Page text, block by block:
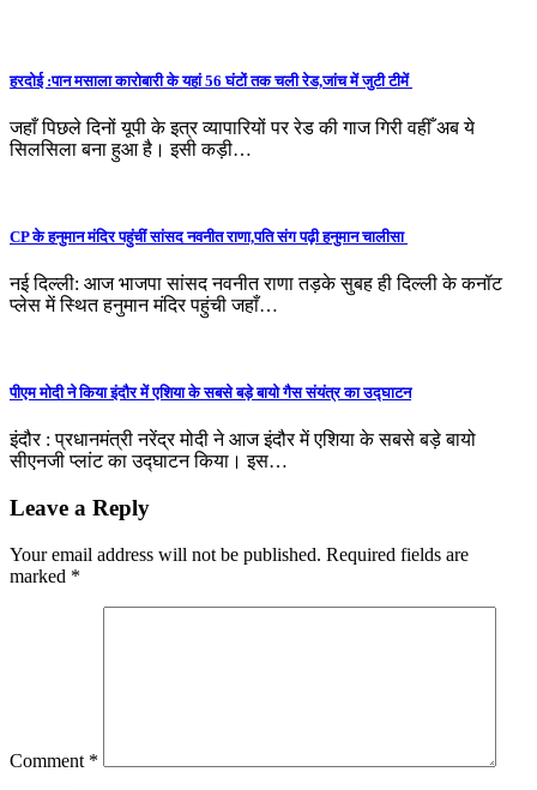
हरदोई :पान मसाला कारोबारी के यहां 56 घंटों तक चली रेड,जांच में जुटी टीमें
जहाँ पिछले दिनों यूपी के इत्र व्यापारियों पर रेड की गाज गिरी वहीँ अब ये
सिलसिला बना हुआ है। इसी कड़ी…
CP के हनुमान मंदिर पहुंचीं सांसद नवनीत राणा,पति संग पढ़ी हनुमान चालीसा
नई दिल्ली: आज भाजपा सांसद नवनीत राणा तड़के सुबह ही दिल्ली के कनॉट
प्लेस में स्थित हनुमान मंदिर पहुंची जहाँ…
पीएम मोदी ने किया इंदौर में एशिया के सबसे बड़े बायो गैस संयंत्र का उद्घाटन
इंदौर : प्रधानमंत्री नरेंद्र मोदी ने आज इंदौर में एशिया के सबसे बड़े बायो
सीएनजी प्लांट का उद्घाटन किया। इस…
Leave a Reply
Your email address will not be published. Required fields are
marked *
Comment *